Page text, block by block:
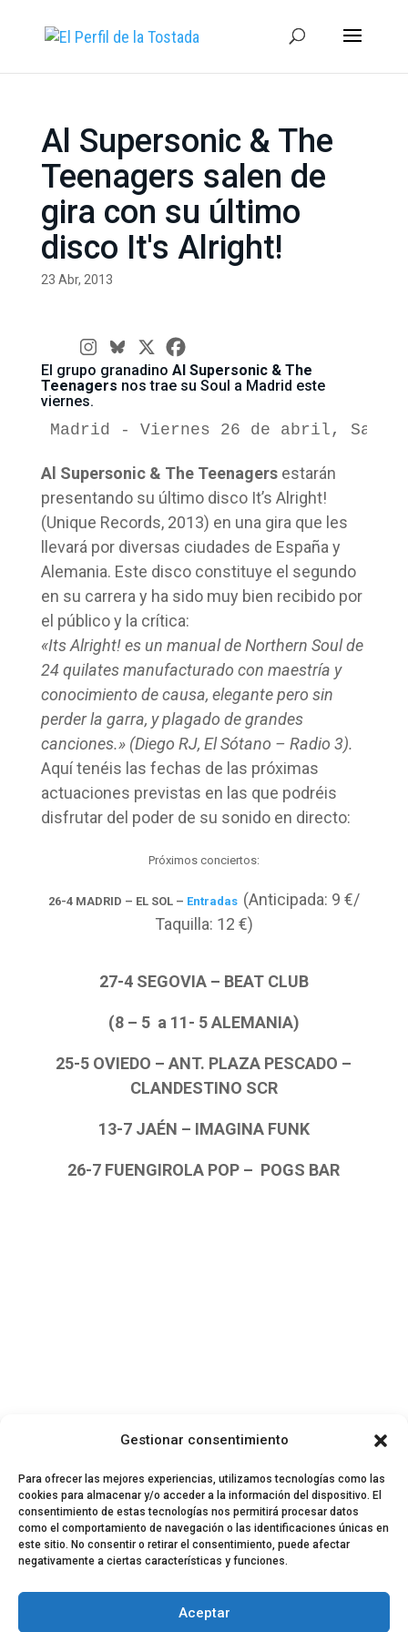
Gestionar consentimiento
Para ofrecer las mejores experiencias, utilizamos tecnologías como las
cookies para almacenar y/o acceder a la información del dispositivo. El
consentimiento de estas tecnologías nos permitirá procesar datos
como el comportamiento de navegación o las identificaciones únicas en
este sitio. No consentir o retirar el consentimiento, puede afectar
negativamente a ciertas características y funciones.
Aceptar
Al Supersonic & The
Teenagers salen de
gira con su último
disco It's Alright!
23 Abr, 2013
El grupo granadino Al Supersonic & The
Teenagers nos trae su Soul a Madrid este
viernes.
Madrid - Viernes 26 de abril, Sala
Al Supersonic & The Teenagersestarán
presentando su último disco It’s Alright!
(Unique Records, 2013) en una gira que les
llevará por diversas ciudades de España y
Alemania. Este disco constituye el segundo
en su carrera y ha sido muy bien recibido por
el público y la crítica:
«Its Alright! es un manual de Northern Soul de
24 quilates manufacturado con maestría y
conocimiento de causa, elegante pero sin
perder la garra, y plagado de grandes
canciones.» (Diego RJ, El Sótano – Radio 3).
Aquí tenéis las fechas de las próximas
actuaciones previstas en las que podréis
disfrutar del poder de su sonido en directo:
Próximos conciertos:
26-4 MADRID – EL SOL – Entradas (Anticipada: 9 €/
Taquilla: 12 €)
27-4 SEGOVIA – BEAT CLUB
(8 – 5 a 11- 5 ALEMANIA)
25-5 OVIEDO – ANT. PLAZA PESCADO –
CLANDESTINO SCR
13-7 JAÉN – IMAGINA FUNK
26-7 FUENGIROLA POP – POGS BAR
Equipo EPDLT Contacto